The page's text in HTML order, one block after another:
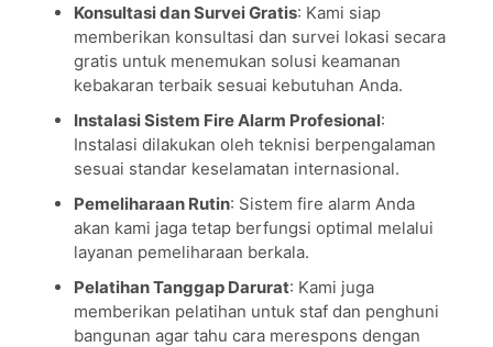
Konsultasi dan Survei Gratis: Kami siap
memberikan konsultasi dan survei lokasi secara
gratis untuk menemukan solusi keamanan
kebakaran terbaik sesuai kebutuhan Anda.
Instalasi Sistem Fire Alarm Profesional:
Instalasi dilakukan oleh teknisi berpengalaman
sesuai standar keselamatan internasional.
Pemeliharaan Rutin: Sistem fire alarm Anda
akan kami jaga tetap berfungsi optimal melalui
layanan pemeliharaan berkala.
Pelatihan Tanggap Darurat: Kami juga
memberikan pelatihan untuk staf dan penghuni
bangunan agar tahu cara merespons dengan